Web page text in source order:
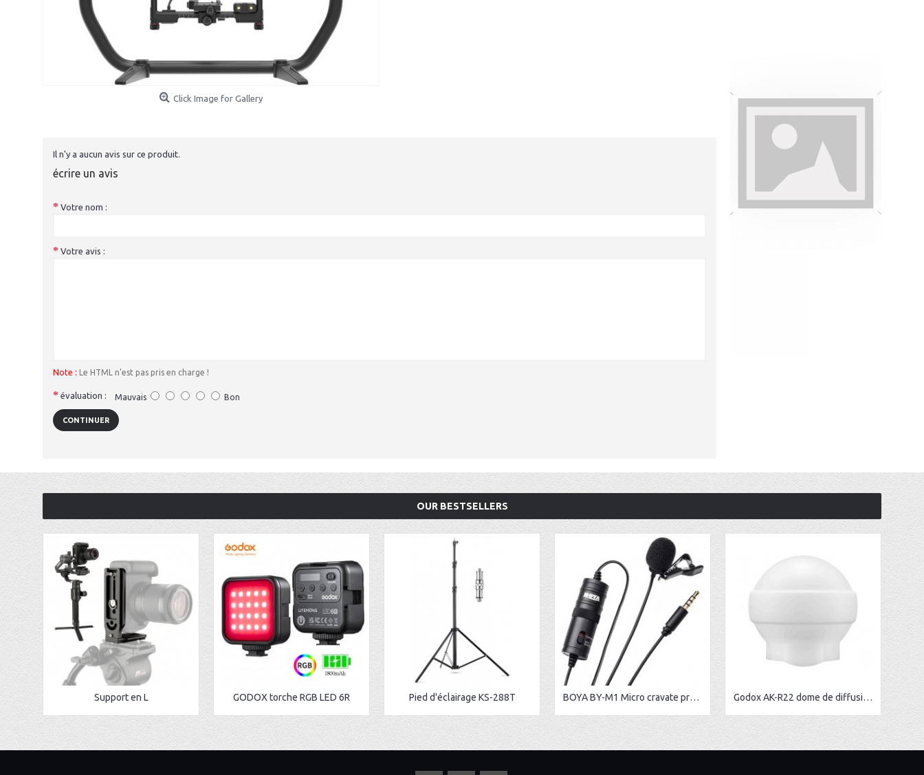
Click Image for Gallery
Il n'y a aucun avis sur ce produit.
écrire un avis
Votre nom :
Votre avis :
Note : Le HTML n'est pas pris en charge !
évaluation : Mauvais Bon
CONTINUER
OUR BESTSELLERS
Support en L GODOX torche RGB LED 6R Pied d'éclairage KS-288T BOYA BY-M1 Micro cravate professionnel avec connecteur TRRS Godox AK-R22 dome de diffusion pliable